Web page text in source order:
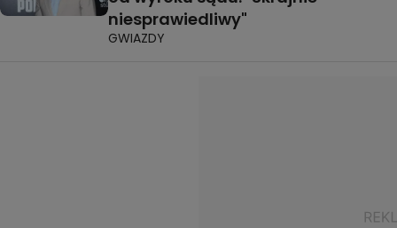
niesprawiedliwy"
GWIAZDY